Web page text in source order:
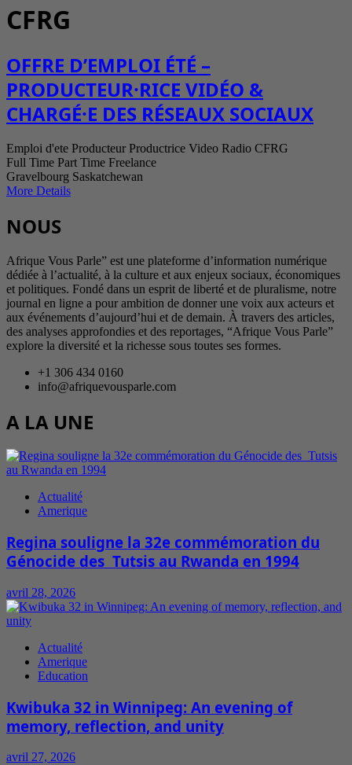
CFRG
OFFRE D’EMPLOI ÉTÉ –
PRODUCTEUR·RICE VIDÉO &
CHARGÉ·E DES RÉSEAUX SOCIAUX
Emploi d'ete Producteur Productrice Video Radio CFRG
Full Time Part Time Freelance
Gravelbourg Saskatchewan
More Details
NOUS
Afrique Vous Parle” est une plateforme d’information numérique
dédiée à l’actualité, à la culture et aux enjeux sociaux, économiques
et politiques. Fondé dans un esprit de liberté et de pluralisme, notre
journal en ligne a pour ambition de donner une voix aux acteurs et
aux événements d’aujourd’hui et de demain. À travers des articles,
des analyses approfondies et des reportages, “Afrique Vous Parle”
explore la diversité et la richesse sous toutes ses formes.
+1 306 434 0160
info@afriquevousparle.com
A LA UNE
Actualité
Amerique
Regina souligne la 32e commémoration du
Génocide des Tutsis au Rwanda en 1994
avril 28, 2026
Actualité
Amerique
Education
Kwibuka 32 in Winnipeg: An evening of
memory, reflection, and unity
avril 27, 2026